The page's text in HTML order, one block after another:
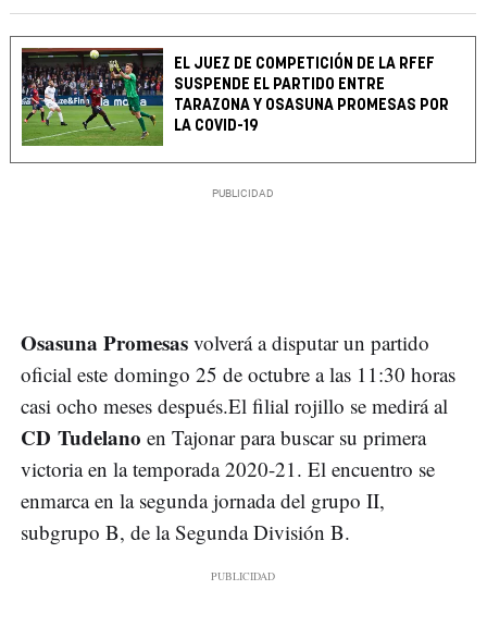
EL JUEZ DE COMPETICIÓN DE LA RFEF
SUSPENDE EL PARTIDO ENTRE
TARAZONA Y OSASUNA PROMESAS POR
LA COVID-19
Osasuna Promesas volverá a disputar un partido
oficial este domingo 25 de octubre a las 11:30 horas
casi ocho meses después.El filial rojillo se medirá al
CD Tudelano en Tajonar para buscar su primera
victoria en la temporada 2020-21. El encuentro se
enmarca en la segunda jornada del grupo II,
subgrupo B, de la Segunda División B.